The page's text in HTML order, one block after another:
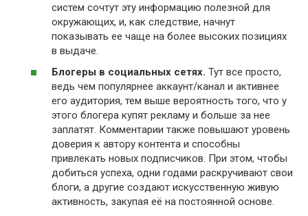
систем сочтут эту информацию полезной для
окружающих, и, как следствие, начнут
показывать ее чаще на более высоких позициях
в выдаче.
Блогеры в социальных сетях. Тут все просто,
ведь чем популярнее аккаунт/канал и активнее
его аудитория, тем выше вероятность того, что у
этого блогера купят рекламу и больше за нее
заплатят. Комментарии также повышают уровень
доверия к автору контента и способны
привлекать новых подписчиков. При этом, чтобы
добиться успеха, одни годами раскручивают свои
блоги, а другие создают искусственную живую
активность, закупая её на постоянной основе.